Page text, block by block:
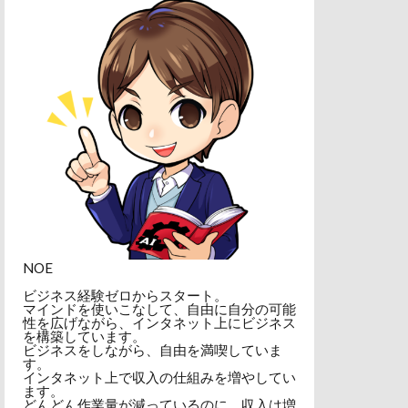
NOE
ビジネス経験ゼロからスタート。
マインドを使いこなして、自由に自分の可能
性を広げながら、インタネット上にビジネス
を構築しています。
ビジネスをしながら、自由を満喫していま
す。
インタネット上で収入の仕組みを増やしてい
ます。
どんどん作業量が減っているのに、収入は増